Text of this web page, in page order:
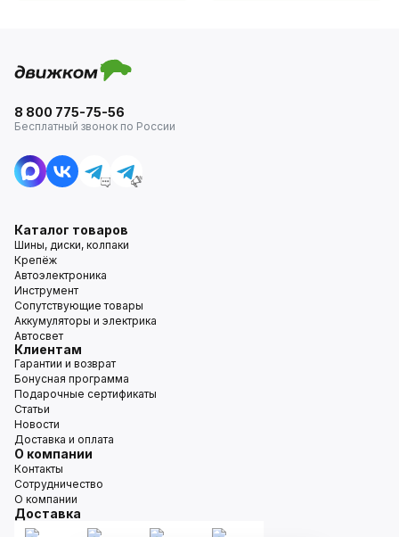
8 800 775-75-56
Бесплатный звонок по России
Каталог товаров
Шины, диски, колпаки
Крепёж
Автоэлектроника
Инструмент
Сопутствующие товары
Аккумуляторы и электрика
Автосвет
Клиентам
Гарантии и возврат
Бонусная программа
Подарочные сертификаты
Статьи
Новости
Доставка и оплата
О компании
Контакты
Сотрудничество
О компании
Доставка